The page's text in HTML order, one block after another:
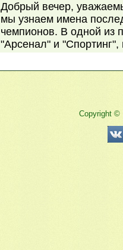
Добрый вечер,
мы узнаем имена
чемпионов. В одной из
"Арсенал" и
Copyright ©